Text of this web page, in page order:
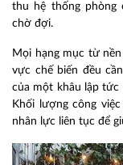
thu hệ thống phòng
chờ đợi.
Mọi hạng mục từ
vực chế biến đều
của một khâu lập tức
Khối lượng công
nhân lực liên tục để